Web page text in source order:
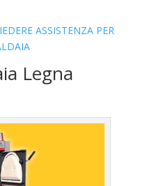
ASSISTENZA PER
Legna